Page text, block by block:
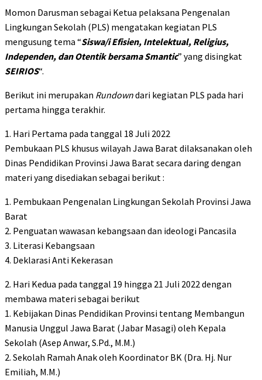
Momon Darusman sebagai Ketua pelaksana Pengenalan
Lingkungan Sekolah (PLS) mengatakan kegiatan PLS
mengusung tema “Siswa/i Efisien, Intelektual, Religius,
Independen, dan Otentik bersama Smantic” yang disingkat
SEIRIOS“.
Berikut ini merupakan Rundowndari kegiatan PLS pada hari
pertama hingga terakhir.
1. Hari Pertama pada tanggal 18 Juli 2022
Pembukaan PLS khusus wilayah Jawa Barat dilaksanakan oleh
Dinas Pendidikan Provinsi Jawa Barat secara daring dengan
materi yang disediakan sebagai berikut :
1. Pembukaan Pengenalan Lingkungan Sekolah Provinsi Jawa
Barat
2. Penguatan wawasan kebangsaan dan ideologi Pancasila
3. Literasi Kebangsaan
4. Deklarasi Anti Kekerasan
2. Hari Kedua pada tanggal 19 hingga 21 Juli 2022 dengan
membawa materi sebagai berikut
1. Kebijakan Dinas Pendidikan Provinsi tentang Membangun
Manusia Unggul Jawa Barat (Jabar Masagi) oleh Kepala
Sekolah (Asep Anwar, S.Pd., M.M.)
2. Sekolah Ramah Anak oleh Koordinator BK (Dra. Hj. Nur
Emiliah, M.M.)